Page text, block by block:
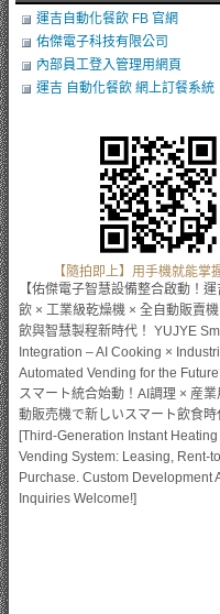
運吉自動化餐飲 FB 官網
佑傑電子科技有限公司
內部員工登入管理用網頁
運吉 自動化餐飲 網上訂餐系統
【隨拍即上】用手機就能掌
【佑傑電子智慧設備整合啟動！
飲 × 工業級乾燥機 × 全自動販賣
飲與智慧製程新時代！ YUJYE
Integration – AI Cooking ×
Automated Vending for the
スマート統合始動！AI調理 × 産業
動販売機で新しいスマート飲食時
[Third-Generation Instant
Vending System: Leasing, Rent-
Purchase. Custom
Inquiries Welcome!]